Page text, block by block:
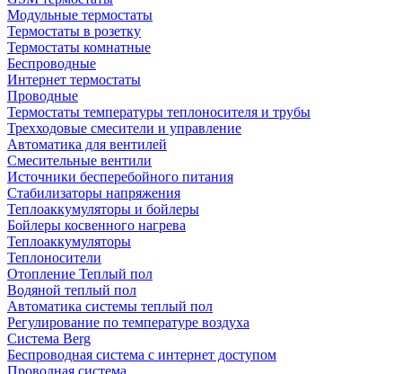
Модульные термостаты
Термостаты в розетку
Термостаты комнатные
Беспроводные
Интернет термостаты
Проводные
Термостаты температуры теплоносителя и трубы
Трехходовые смесители и управление
Автоматика для вентилей
Смесительные вентили
Источники бесперебойного питания
Стабилизаторы напряжения
Теплоаккумуляторы и бойлеры
Бойлеры косвенного нагрева
Теплоаккумуляторы
Теплоносители
Отопление Теплый пол
Водяной теплый пол
Автоматика системы теплый пол
Регулирование по температуре воздуха
Система Berg
Беспроводная система с интернет доступом
Проводная система